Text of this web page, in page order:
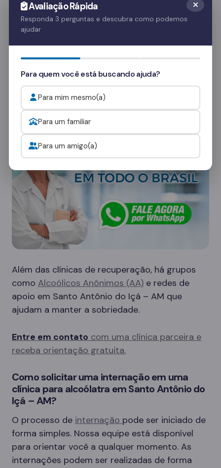
é crucial para o apoio emocional do paciente.
Essas visitas ajudam no processo de
consultorese veja como funcionam as visitas.
Onde procurar ajuda para o alcoolismo?
Além das clínicas de recuperação, há grupos
como Alcoólicos Anônimos (AA) e redes de
apoio em Santo Antônio do Içá – AM que
ajudam a manter a sobriedade.
Entre em contato com uma clínica parceira e
receba orientação gratuita.
Como solicitar uma internação em uma
clínica para alcoólatra em Santo Antônio do
Içá – AM?
O processo de internação pode ser iniciado de
forma simples. Nossa equipe está disponível
para orientar você a qualquer momento. As
internações podem ser realizadas de forma
Avaliação Rápida
Responda 3 perguntas e descubra como podemos
ajudar
Para quem você está buscando ajuda?
Para mim mesmo(a)
Para um familiar
Para um amigo(a)